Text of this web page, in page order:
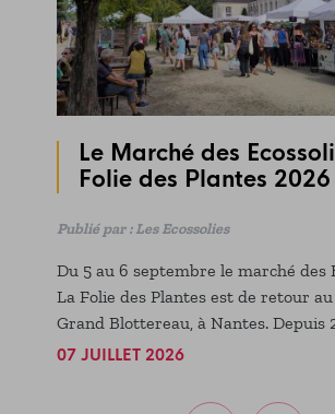
Le Marché des
Folie des Plantes 2026
Publié par : Les Ecossolies
Du 5 au 6 septembre le marché des
La Folie des Plantes est de retour
Grand Blottereau, à Nantes. Depuis
Ecossolies investissent la principale
marché d'économie sociale et
07 JUILLET 2026